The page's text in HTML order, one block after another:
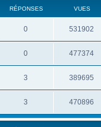
RÉPONSES VUES
0 531902
0 477374
3 389695
3 470896